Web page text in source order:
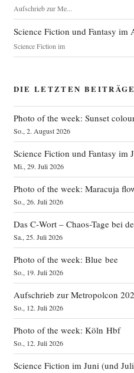
Aufschrieb zur Me...
Science Fiction und Fantasy im
Science Fiction im
DIE LETZTEN BEITRÄGE
Photo of the week: Sunset
So., 2. August 2026
Science Fiction und Fantasy im
Mi., 29. Juli 2026
Photo of the week: Maracuja
So., 26. Juli 2026
Das C‑Wort – Chaos-Tage bei
Sa., 25. Juli 2026
Photo of the week: Blue bee
So., 19. Juli 2026
Aufschrieb zur Metropolcon
So., 12. Juli 2026
Photo of the week: Köln Hbf
So., 12. Juli 2026
Science Fiction im Juni (und